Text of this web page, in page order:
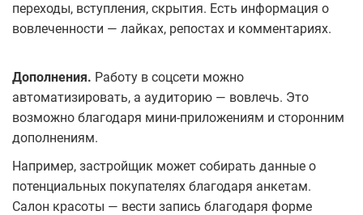
переходы, вступления, скрытия. Есть информация о
вовлеченности — лайках, репостах и комментариях.
Дополнения. Работу в соцсети можно
автоматизировать, а аудиторию — вовлечь. Это
возможно благодаря мини-приложениям и сторонним
дополнениям.
Например, застройщик может собирать данные о
потенциальных покупателях благодаря анкетам.
Салон красоты — вести запись благодаря форме